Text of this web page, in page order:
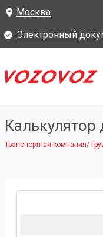
Москва
Электронный
Калькулятор
Транспортная компания/